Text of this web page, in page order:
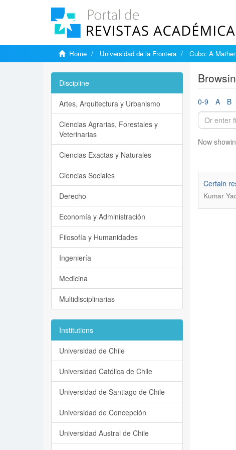
Home Universidad de la Frontera Cubo: A
0-9 A B
Now
Certain
Kumar
Discipline
Artes, Arquitectura y Urbanismo
Ciencias Agrarias, Forestales y
Veterinarias
Ciencias Exactas y Naturales
Ciencias Sociales
Derecho
Economía y Administración
Filosofía y Humanidades
Ingeniería
Medicina
Multidisciplinarias
Institutions
Universidad de Chile
Universidad Católica de Chile
Universidad de Santiago de Chile
Universidad de Concepción
Universidad Austral de Chile